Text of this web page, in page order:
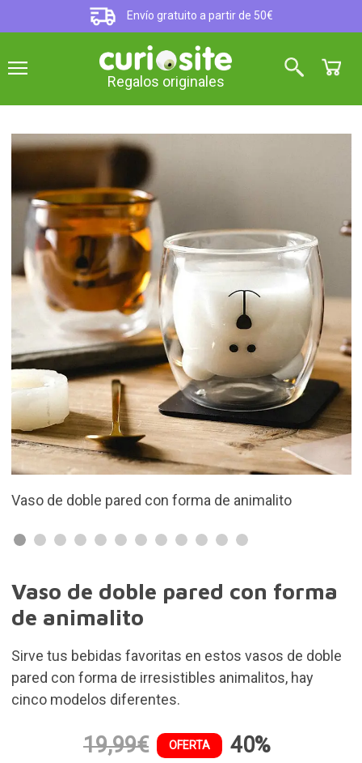
Envío gratuito a partir de 50€
Regalos originales
Cinco modelos diferentes
Vaso de doble pared con forma
de animalito
Sirve tus bebidas favoritas en estos vasos de doble
pared con forma de irresistibles animalitos, hay
cinco modelos diferentes.
19,99€ OFERTA
40%